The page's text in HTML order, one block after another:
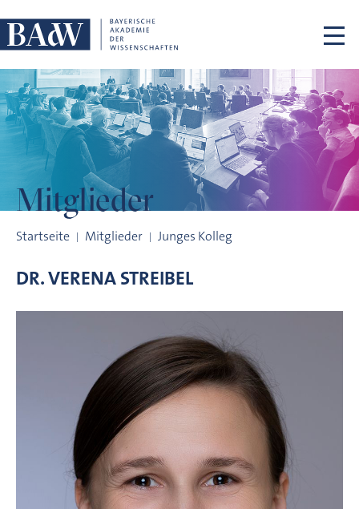
Mitglieder
Startseite Mitglieder Junges Kolleg
DR.VERENASTREIBEL